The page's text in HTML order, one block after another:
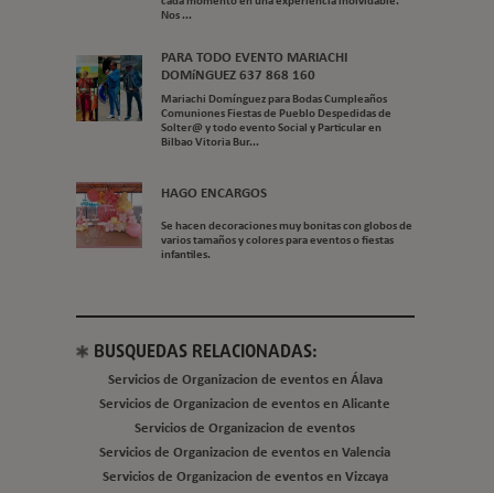
Nos ...
PARA TODO EVENTO MARIACHI
DOMíNGUEZ 637 868 160
Mariachi Domínguez para Bodas Cumpleaños
Comuniones Fiestas de Pueblo Despedidas de
Solter@ y todo evento Social y Particular en
Bilbao Vitoria Bur...
HAGO ENCARGOS
Se hacen decoraciones muy bonitas con globos de
varios tamaños y colores para eventos o fiestas
infantiles.
BUSQUEDAS RELACIONADAS:
Servicios de Organizacion de eventos en Álava
Servicios de Organizacion de eventos en Alicante
Servicios de Organizacion de eventos
Servicios de Organizacion de eventos en Valencia
Servicios de Organizacion de eventos en Vizcaya